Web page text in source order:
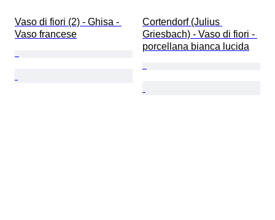
Vaso di fiori (2) - Ghisa -
Vaso francese
Cortendorf (Julius
Griesbach) - Vaso di fiori -
porcellana bianca lucida